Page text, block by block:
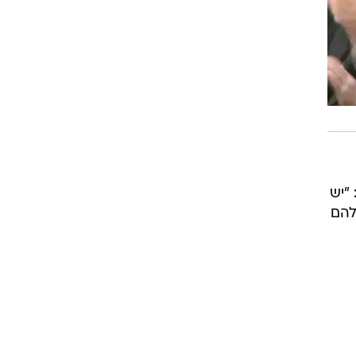
"יש